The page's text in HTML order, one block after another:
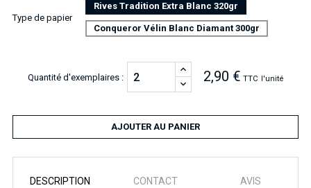
Type de papier
Rives Tradition Extra Blanc 320gr
Conqueror Vélin Blanc Diamant 300gr
Quantité d'exemplaires : 2,90 € TTC l'unité
AJOUTER AU PANIER
DESCRIPTION CONTACT AVIS